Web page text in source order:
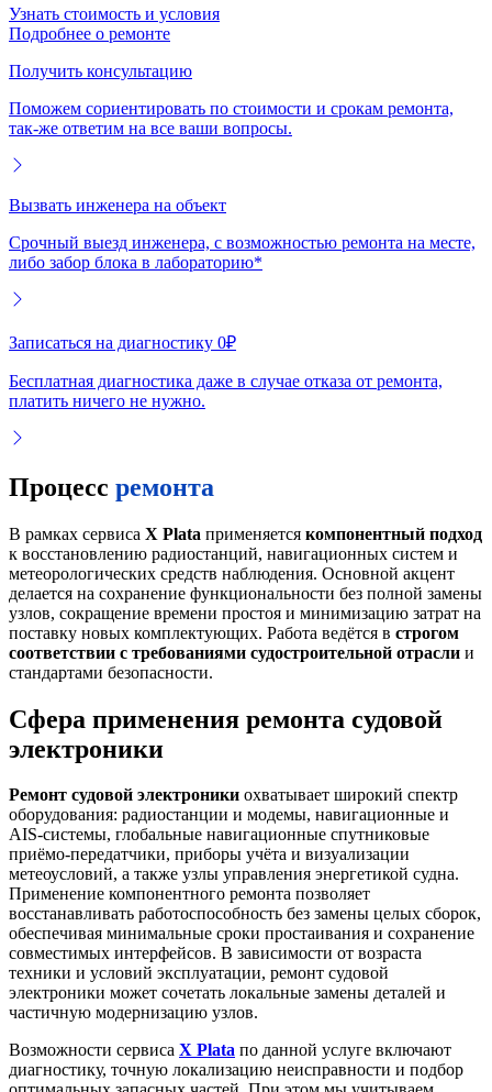
Узнать стоимость и условия
Подробнее о ремонте
Получить консультацию
Поможем сориентировать по стоимости и срокам ремонта,
так-же ответим на все ваши вопросы.
Вызвать инженера на объект
Срочный выезд инженера, с возможностью ремонта на месте,
либо забор блока в лабораторию*
Записаться на диагностику 0₽
Бесплатная диагностика даже в случае отказа от ремонта,
платить ничего не нужно.
Процесс ремонта
В рамках сервиса X Plata применяется компонентный подход
к восстановлению радиостанций, навигационных систем и
метеорологических средств наблюдения. Основной акцент
делается на сохранение функциональности без полной замены
узлов, сокращение времени простоя и минимизацию затрат на
поставку новых комплектующих. Работа ведётся в строгом
соответствии с требованиями судостроительной отрасли и
стандартами безопасности.
Сфера применения ремонта судовой
электроники
Ремонт судовой электроники охватывает широкий спектр
оборудования: радиостанции и модемы, навигационные и
AIS-системы, глобальные навигационные спутниковые
приёмо-передатчики, приборы учёта и визуализации
метеоусловий, а также узлы управления энергетикой судна.
Применение компонентного ремонта позволяет
восстанавливать работоспособность без замены целых сборок,
обеспечивая минимальные сроки простаивания и сохранение
совместимых интерфейсов. В зависимости от возраста
техники и условий эксплуатации, ремонт судовой
электроники может сочетать локальные замены деталей и
частичную модернизацию узлов.
Возможности сервиса X Plata по данной услуге включают
диагностику, точную локализацию неисправности и подбор